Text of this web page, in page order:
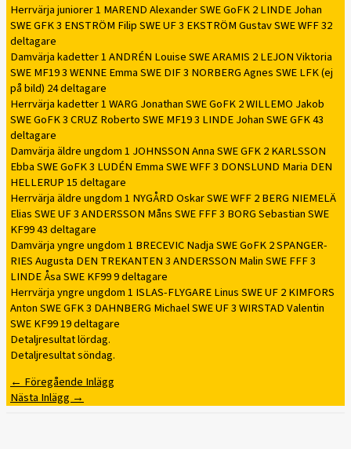
Herrvärja juniorer 1 MAREND Alexander SWE GoFK 2 LINDE Johan
SWE GFK 3 ENSTRÖM Filip SWE UF 3 EKSTRÖM Gustav SWE WFF 32
deltagare
Damvärja kadetter 1 ANDRÉN Louise SWE ARAMIS 2 LEJON Viktoria
SWE MF19 3 WENNE Emma SWE DIF 3 NORBERG Agnes SWE LFK (ej
på bild) 24 deltagare
Herrvärja kadetter 1 WARG Jonathan SWE GoFK 2 WILLEMO Jakob
SWE GoFK 3 CRUZ Roberto SWE MF19 3 LINDE Johan SWE GFK 43
deltagare
Damvärja äldre ungdom 1 JOHNSSON Anna SWE GFK 2 KARLSSON
Ebba SWE GoFK 3 LUDÉN Emma SWE WFF 3 DONSLUND Maria DEN
HELLERUP 15 deltagare
Herrvärja äldre ungdom 1 NYGÅRD Oskar SWE WFF 2 BERG NIEMELÄ
Elias SWE UF 3 ANDERSSON Måns SWE FFF 3 BORG Sebastian SWE
KF99 43 deltagare
Damvärja yngre ungdom 1 BRECEVIC Nadja SWE GoFK 2 SPANGER-
RIES Augusta DEN TREKANTEN 3 ANDERSSON Malin SWE FFF 3
LINDE Åsa SWE KF99 9 deltagare
Herrvärja yngre ungdom 1 ISLAS-FLYGARE Linus SWE UF 2 KIMFORS
Anton SWE GFK 3 DAHNBERG Michael SWE UF 3 WIRSTAD Valentin
SWE KF99 19 deltagare
Detaljresultat lördag.
Detaljresultat söndag.
←Föregående Inlägg
Nästa Inlägg→